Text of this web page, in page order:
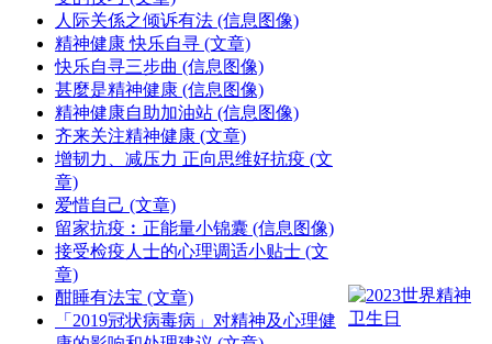
人际关係之倾诉有法 (信息图像)
精神健康 快乐自寻 (文章)
快乐自寻三步曲 (信息图像)
甚麼是精神健康 (信息图像)
精神健康自助加油站 (信息图像)
齐来关注精神健康 (文章)
增韧力、减压力 正向思维好抗疫 (文
章)
爱惜自己 (文章)
留家抗疫︰正能量小锦囊 (信息图像)
接受检疫人士的心理调适小贴士 (文
章)
酣睡有法宝 (文章)
「2019冠状病毒病」对精神及心理健